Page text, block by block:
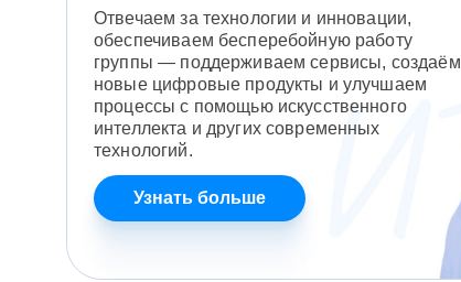
Отвечаем за технологии и инновации,
обеспечиваем бесперебойную работу
группы — поддерживаем сервисы, создаём
новые цифровые продукты и улучшаем
процессы с помощью искусственного
интеллекта и других современных
технологий.
Узнать больше